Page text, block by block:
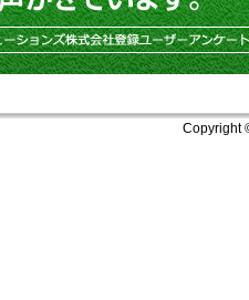
Copyright